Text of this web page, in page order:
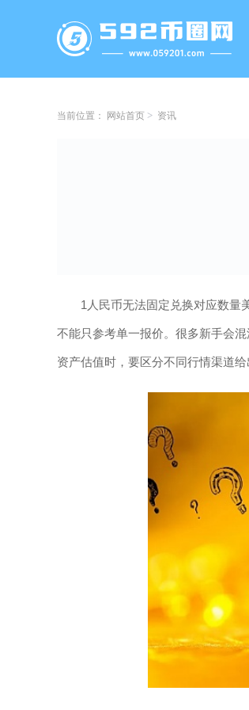
当前位置： 网站首页 资讯
1人民币无法固定兑换对应数量
不能只参考单一报价。很多新手会
资产估值时，要区分不同行情渠道